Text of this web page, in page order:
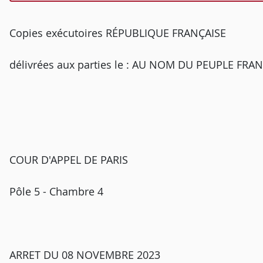
Copies exécutoires RÉPUBLIQUE FRANÇAISE
délivrées aux parties le : AU NOM DU PEUPLE
COUR D'APPEL DE PARIS
Pôle 5 - Chambre 4
ARRET DU 08 NOVEMBRE 2023